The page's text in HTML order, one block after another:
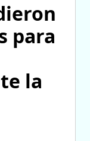
para
la